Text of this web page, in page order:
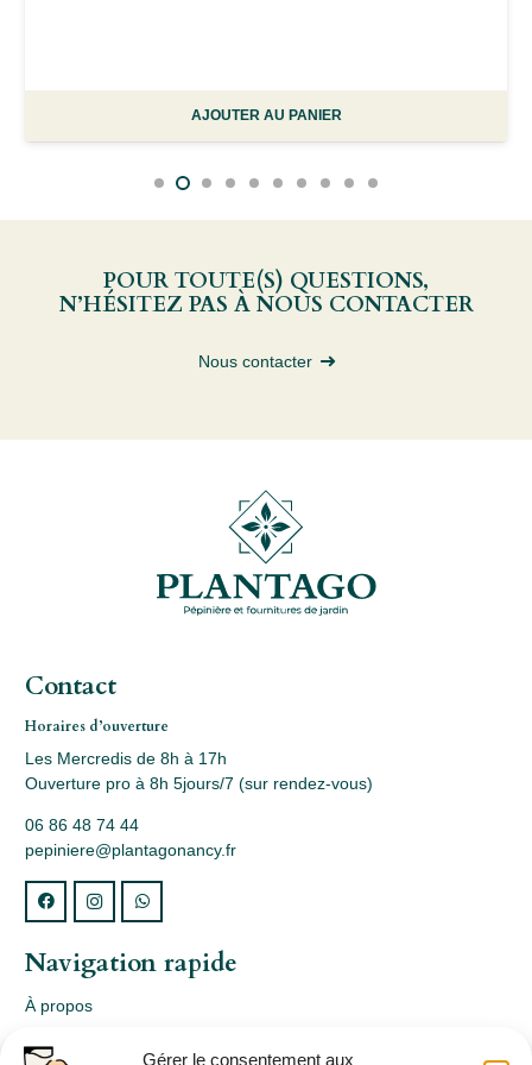
Gérer le consentement aux
AJOUTER AU PANIER
POUR TOUTE(S) QUESTIONS,
N’HÉSITEZ PAS À NOUS CONTACTER
Nous contacter
Contact
Horaires d’ouverture
Les Mercredis de 8h à 17h
Ouverture pro à 8h 5jours/7 (sur rendez-vous)
06 86 48 74 44
pepiniere@plantagonancy.fr
Navigation rapide
À propos
Webshop